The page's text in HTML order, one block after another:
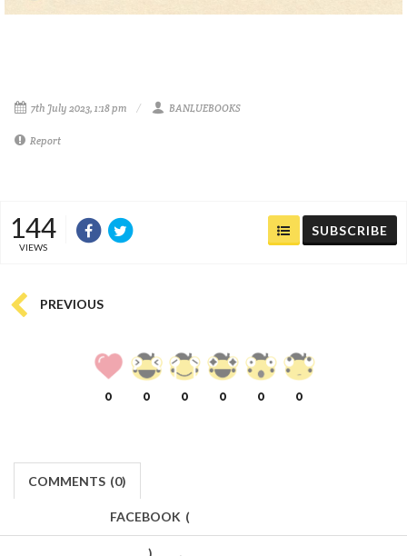
7th July 2023, 1:18 pm BANLUEBOOKS
Report
144
VIEWS
SUBSCRIBE
PREVIOUS
0 0 0 0 0 0
COMMENTS (0)
FACEBOOK (
)